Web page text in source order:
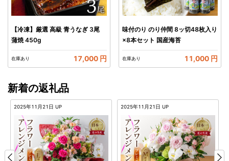
【冷凍】厳選 高級 青うなぎ 3尾
蒲焼 450g
在庫あり 17,000 円
味付のり のり仲間 8ッ切48枚入り
×8本セット 国産海苔
在庫あり 11,000 円
新着の返礼品
2025年11月21日 UP 2025年11月21日 UP